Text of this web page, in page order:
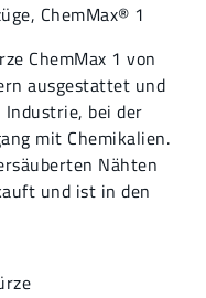
, ChemMax® 1
ChemMax 1 von
ausgestattet und
bei der
mit Chemikalien.
Nähten
und ist in den